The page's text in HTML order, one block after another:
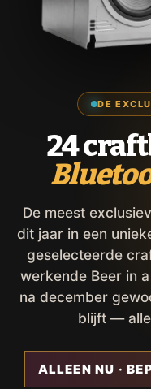
DE
24
De meest
dit jaar in een
geselecteerde
werkende Beer in
na december
blijft —
ALLEEN NU ·